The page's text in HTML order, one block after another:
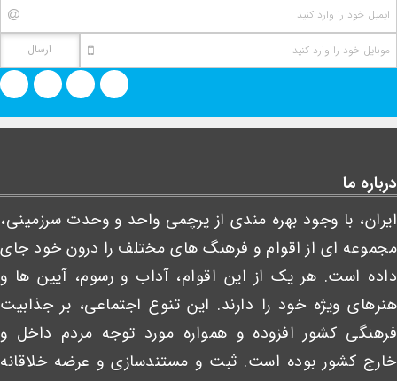
درباره ما
ایران، با وجود بهره مندی از پرچمی واحد و وحدت سرزمینی،
مجموعه ای از اقوام و فرهنگ های مختلف را درون خود جای
داده است. هر یک از این اقوام، آداب و رسوم، آیین ها و
هنرهای ویژه خود را دارند. این تنوع اجتماعی، بر جذابیت
فرهنگی کشور افزوده و همواره مورد توجه مردم داخل و
خارج کشور بوده است. ثبت و مستندسازی و عرضه خلاقانه